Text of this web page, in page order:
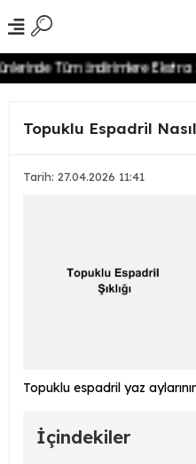
Tüm İndirimlere Ekstra
Topuklu Espadril
Tarih: 27.04.2026 11:41
Topuklu espadril yaz
İçindekiler